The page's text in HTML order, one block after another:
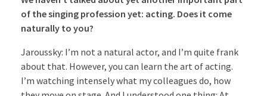
of the singing profession yet: acting. Does it come
naturally to you?
Jaroussky: I’m not a natural actor, and I’m quite frank
about that. However, you can learn the art of acting.
I’m watching intensely what my colleagues do, how